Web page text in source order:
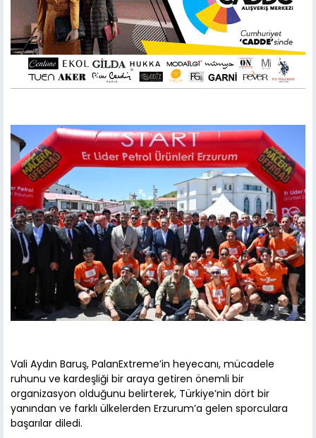
Vali Aydın Baruş, PalanExtreme’in heyecanı, mücadele
ruhunu ve kardeşliği bir araya getiren önemli bir
organizasyon olduğunu belirterek, Türkiye’nin dört bir
yanından ve farklı ülkelerden Erzurum’a gelen sporculara
başarılar diledi.